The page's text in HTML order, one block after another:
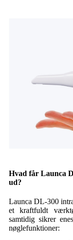
Hvad får Launca
ud?
Launca DL-300
et kraftfuldt
samtidig sikrer
nøglefunktioner: